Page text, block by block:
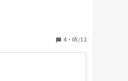
だなと思いますが、実
か、教えていただけたら
4 ・ 05/12